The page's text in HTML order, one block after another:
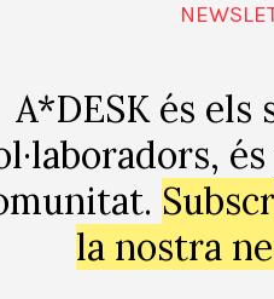
Dilma que nos retrotrae
de una institución
político?
es ficción? ¿De qué se
más que sobre la
A*DESK és els
la nostra